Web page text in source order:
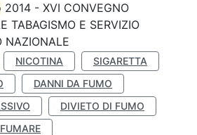
2014 - XVI CONVEGNO
TABAGISMO E SERVIZIO
NAZIONALE
NICOTINA
SIGARETTA
DANNI DA FUMO
DIVIETO DI FUMO